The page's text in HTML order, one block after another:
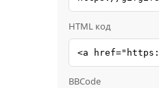
HTML код
BBCode